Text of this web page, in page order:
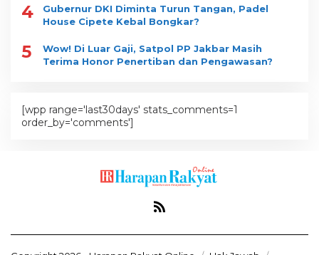
4
Gubernur DKI Diminta Turun Tangan, Padel
House Cipete Kebal Bongkar?
5
Wow! Di Luar Gaji, Satpol PP Jakbar Masih
Terima Honor Penertiban dan Pengawasan?
[wpp range='last30days' stats_comments=1
order_by='comments']